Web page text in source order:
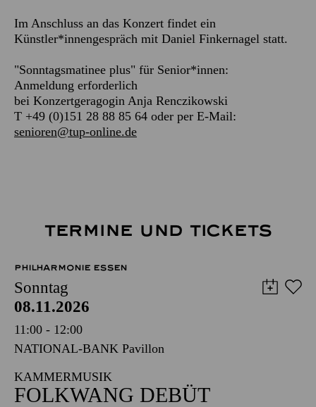
Im Anschluss an das Konzert findet ein
Künstler*innengespräch mit Daniel Finkernagel statt.
"Sonntagsmatinee plus" für Senior*innen:
Anmeldung erforderlich
bei Konzertgeragogin Anja Renczikowski
T +49 (0)151 28 88 85 64 oder per E-Mail:
senioren@tup-online.de
TERMINE UND TICKETS
PHILHARMONIE ESSEN
Sonntag
08.11.2026
11:00 - 12:00
NATIONAL-BANK Pavillon
KAMMERMUSIK
FOLKWANG DEBÜT